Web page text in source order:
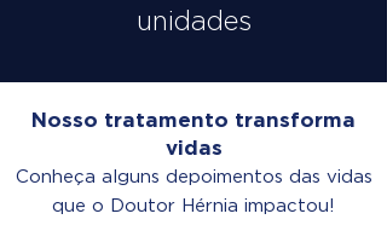
unidades
Nosso tratamento transforma
vidas
Conheça alguns depoimentos das vidas
que o Doutor Hérnia impactou!